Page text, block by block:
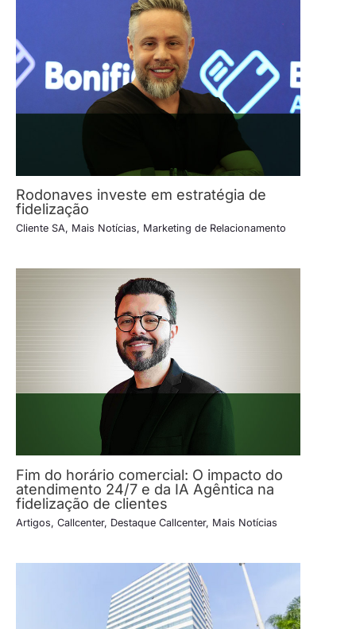
Rodonaves investe em estratégia de
fidelização
Cliente SA, Mais Notícias, Marketing de Relacionamento
Fim do horário comercial: O impacto do
atendimento 24/7 e da IA Agêntica na
fidelização de clientes
Artigos, Callcenter, Destaque Callcenter, Mais Notícias